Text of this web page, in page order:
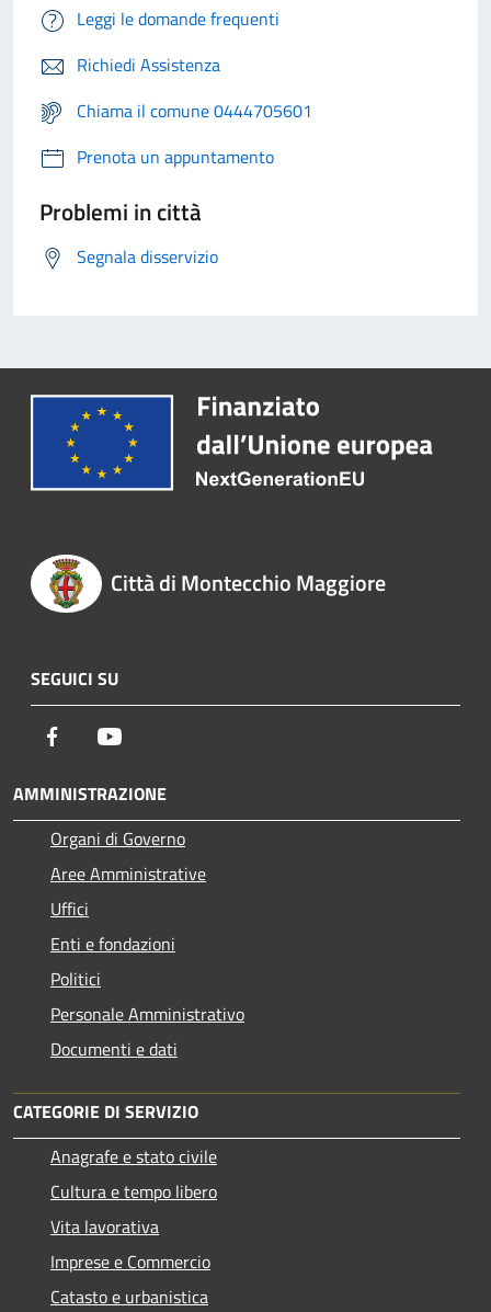
Leggi le domande frequenti
Richiedi Assistenza
Chiama il comune 0444705601
Prenota un appuntamento
Problemi in città
Segnala disservizio
Città di Montecchio Maggiore
SEGUICI SU
Facebook
AMMINISTRAZIONE
Organi di Governo
Aree Amministrative
Uffici
Enti e fondazioni
Politici
Personale Amministrativo
Documenti e dati
CATEGORIE DI SERVIZIO
Anagrafe e stato civile
Cultura e tempo libero
Vita lavorativa
Imprese e Commercio
Catasto e urbanistica